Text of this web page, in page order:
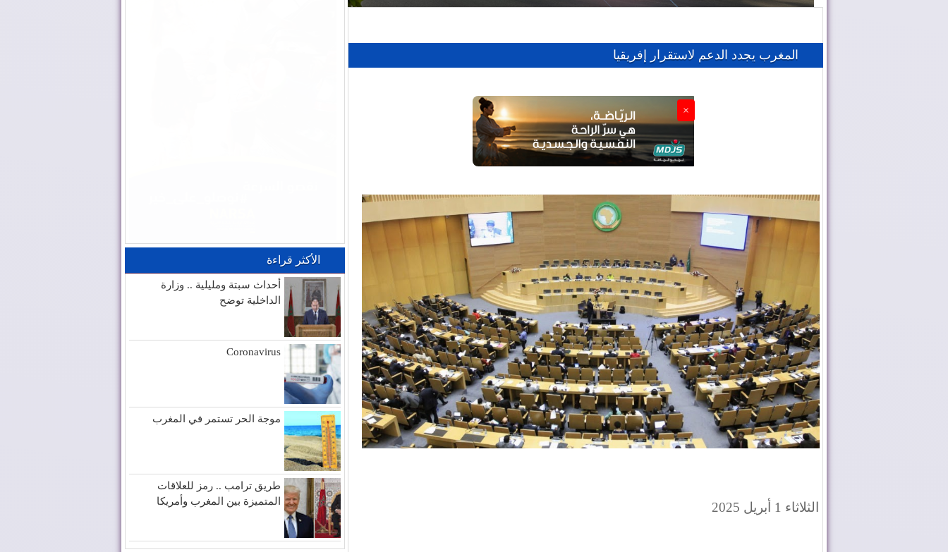
المغرب يجدد الدعم لاستقرار إفريقيا
×
الثلاثاء 1 أبريل 2025
الأكثر قراءة
أحداث سبتة ومليلية .. وزارة
الداخلية توضح
Coronavirus
موجة الحر تستمر في المغرب
طريق ترامب .. رمز للعلاقات
المتميزة بين المغرب وأمريكا